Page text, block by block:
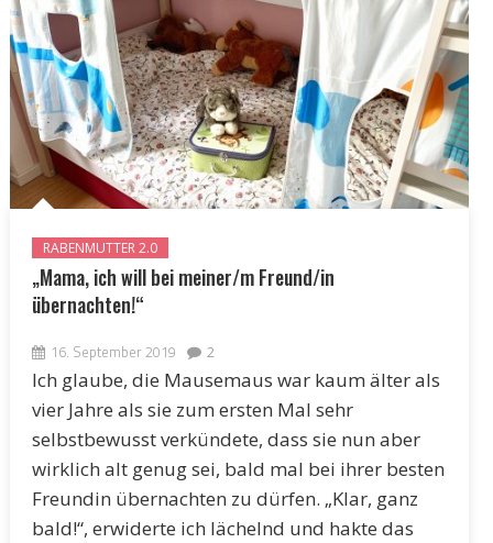
RABENMUTTER 2.0
„Mama, ich will bei meiner/m Freund/in
übernachten!“
16. September 2019 2
Ich glaube, die Mausemaus war kaum älter als
vier Jahre als sie zum ersten Mal sehr
selbstbewusst verkündete, dass sie nun aber
wirklich alt genug sei, bald mal bei ihrer besten
Freundin übernachten zu dürfen. „Klar, ganz
bald!“, erwiderte ich lächelnd und hakte das